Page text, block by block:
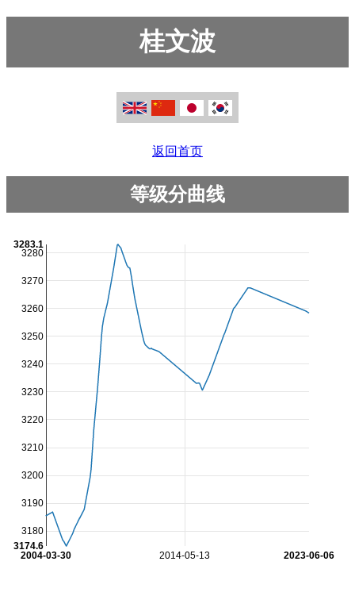
桂文波
返回首页
等级分曲线
2014-05-13
2004-03-30 2023-06-06
3180
3190
3200
3210
3220
3230
3240
3250
3260
3270
3280
3174.6
3283.1